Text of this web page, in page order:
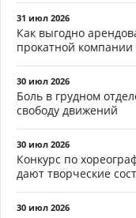
31 июл 2026
Как выгодно
прокатной
30 июл 2026
Боль в грудном
свободу движений
30 июл 2026
Конкурс по
дают творческие
30 июл 2026